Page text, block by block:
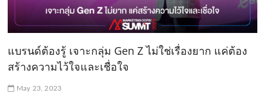
แบรนด์ต้องรู้ เจาะกลุ่ม Gen Z ไม่ใช่เรื่องยาก แค่ต้อง
สร้างความไว้ใจและเชื่อใจ
May 23, 2023